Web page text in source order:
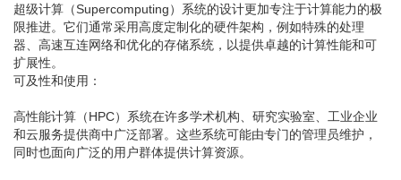
超级计算（Supercomputing）系统的设计更加专注于计算能力的极
限推进。它们通常采用高度定制化的硬件架构，例如特殊的处理
器、高速互连网络和优化的存储系统，以提供卓越的计算性能和可
扩展性。
可及性和使用：
高性能计算（HPC）系统在许多学术机构、研究实验室、工业企业
和云服务提供商中广泛部署。这些系统可能由专门的管理员维护，
同时也面向广泛的用户群体提供计算资源。